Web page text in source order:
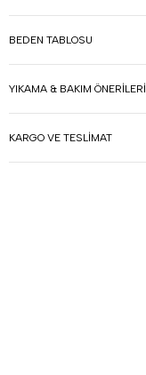
BEDEN TABLOSU
YIKAMA & BAKIM ÖNERILERI
KARGO VE TESLIMAT